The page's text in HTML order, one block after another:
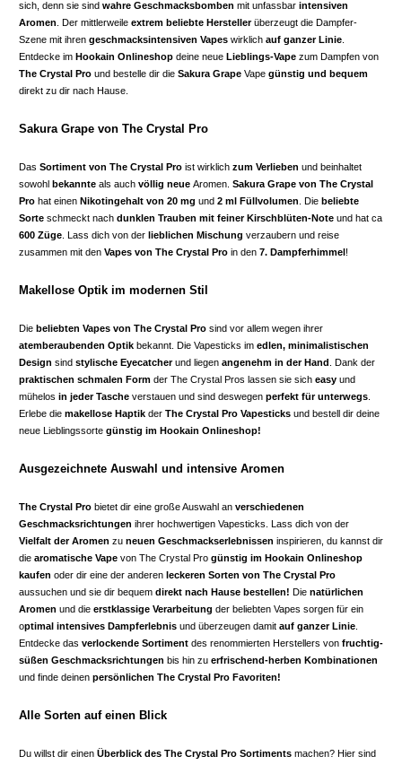
sich, denn sie sind wahre Geschmacksbomben mit unfassbar intensiven
Aromen . Der mittlerweile extrem beliebte Herstellerüberzeugt die Dampfer-
Szene mit ihren geschmacksintensiven Vapes wirklich auf ganzer Linie
Entdecke im Hookain Onlineshop deine neue Lieblings-Vape zum Dampfen von
The Crystal Pro und bestelle dir die Sakura Grape Vape günstig und bequem
direkt zu dir nach Hause.
Sakura Grape von The Crystal Pro
Das Sortiment von The Crystal Pro ist wirklich zum Verlieben und beinhaltet
sowohl bekannte als auch völlig neue Aromen. Sakura Grape von The Crystal
Pro hat einen Nikotingehalt von 20 mg und 2 ml Füllvolumen . Die beliebte
Sorte schmeckt nach dunklen Trauben mit feiner Kirschblüten-Note und hat ca
600 Züge . Lass dich von der lieblichen Mischung verzaubern und reise
zusammen mit den Vapes von The Crystal Pro in den 7. Dampferhimmel!
Makellose Optik im modernen Stil
Die beliebten Vapes von The Crystal Pro sind vor allem wegen ihrer
atemberaubenden Optik bekannt. Die Vapesticks im edlen, minimalistischen
Design sind stylische Eyecatcherund liegen angenehm in der Hand . Dank der
praktischen schmalen Form der The Crystal Pros lassen sie sich easy und
mühelos in jeder Tasche verstauen und sind deswegen perfekt für unterwegs
Erlebe die makellose Haptik der The Crystal Pro Vapesticks und bestell dir deine
neue Lieblingssorte günstig im Hookain Onlineshop!
Ausgezeichnete Auswahl und intensive Aromen
The Crystal Pro bietet dir eine große Auswahl an verschiedenen
Geschmacksrichtungen ihrer hochwertigen Vapesticks. Lass dich von der
Vielfalt der Aromen zu neuen Geschmackserlebnissen inspirieren, du kannst dir
die aromatische Vape von The Crystal Pro günstig im Hookain Onlineshop
kaufen oder dir eine der anderen leckeren Sorten von The Crystal Pro
aussuchen und sie dir bequem direkt nach Hause bestellen! Die natürlichen
Aromen und die erstklassige Verarbeitung der beliebten Vapes sorgen für ein
optimal intensives Dampferlebnis und überzeugen damit auf ganzer Linie
Entdecke das verlockende Sortiment des renommierten Herstellers von fruchtig-
süßen Geschmacksrichtungen bis hin zu erfrischend-herben Kombinationen
und finde deinen persönlichen The Crystal Pro Favoriten!
Alle Sorten auf einen Blick
Du willst dir einen Überblick des The Crystal Pro Sortiments machen? Hier sind